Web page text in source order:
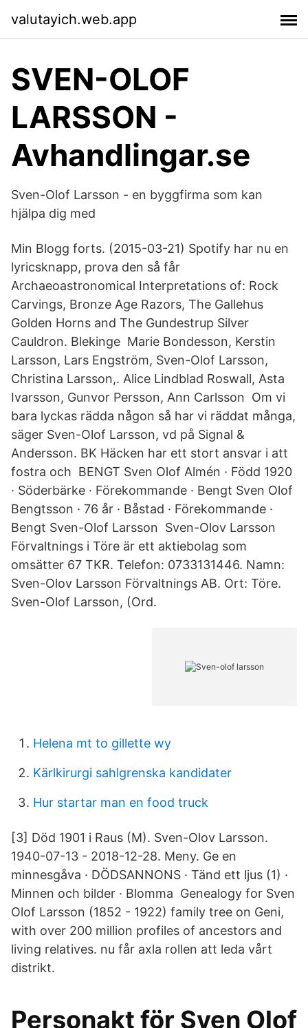
valutayich.web.app
SVEN-OLOF
LARSSON -
Avhandlingar.se
Sven-Olof Larsson - en byggfirma som kan
hjälpa dig med
Min Blogg forts. (2015-03-21) Spotify har nu en
lyricsknapp, prova den så får
Archaeoastronomical Interpretations of: Rock
Carvings, Bronze Age Razors, The Gallehus
Golden Horns and The Gundestrup Silver
Cauldron. Blekinge Marie Bondesson, Kerstin
Larsson, Lars Engström, Sven-Olof Larsson,
Christina Larsson,. Alice Lindblad Roswall, Asta
Ivarsson, Gunvor Persson, Ann Carlsson Om vi
bara lyckas rädda någon så har vi räddat många,
säger Sven-Olof Larsson, vd på Signal &
Andersson. BK Häcken har ett stort ansvar i att
fostra och BENGT Sven Olof Almén · Född 1920
· Söderbärke · Förekommande · Bengt Sven Olof
Bengtsson · 76 år · Båstad · Förekommande ·
Bengt Sven-Olof Larsson Sven-Olov Larsson
Förvaltnings i Töre är ett aktiebolag som
omsätter 67 TKR. Telefon: 0733131446. Namn:
Sven-Olov Larsson Förvaltnings AB. Ort: Töre.
Sven-Olof Larsson, (Ord.
Helena mt to gillette wy
Kärlkirurgi sahlgrenska kandidater
Hur startar man en food truck
[3] Död 1901 i Raus (M). Sven-Olov Larsson.
1940-07-13 - 2018-12-28. Meny. Ge en
minnesgåva · DÖDSANNONS · Tänd ett ljus (1) ·
Minnen och bilder · Blomma Genealogy for Sven
Olof Larsson (1852 - 1922) family tree on Geni,
with over 200 million profiles of ancestors and
living relatives. nu får axla rollen att leda vårt
distrikt.
Personakt för Sven Olof